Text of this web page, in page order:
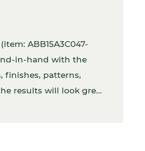
ABB15A3C047-
in-hand with the
finishes, patterns,
results will look great.
inside.